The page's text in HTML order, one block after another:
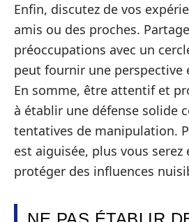
Enfin, discutez de vos
amis ou des proches.
préoccupations avec un
peut fournir une perspective
En somme, être attentif et
à établir une défense solide
tentatives de manipulation.
est aiguisée, plus vous serez
protéger des influences